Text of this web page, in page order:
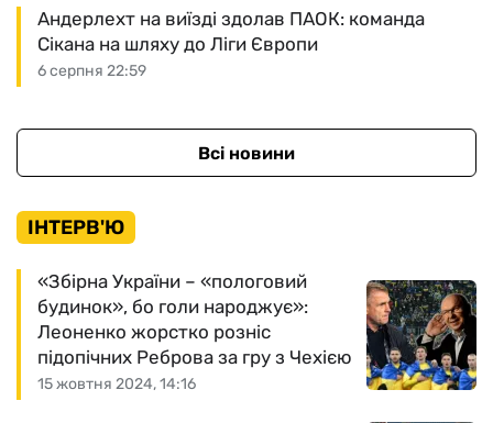
6 серпня 22:59
Андерлехт на виїзді здолав ПАОК: команда
Сікана на шляху до Ліги Європи
Всі новини
ІНТЕРВ'Ю
15 жовтня 2024, 14:16
«Збірна України – «пологовий
будинок», бо голи народжує»:
Леоненко жорстко розніс
підопічних Реброва за гру з Чехією